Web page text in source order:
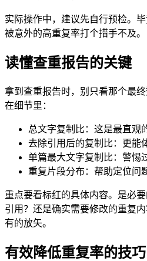
实际操作中，建议先自行预检。
被意外的高重复率打个措手不及。
读懂查重报告的关键
拿到查重报告时，别只看那个最
在细节里：
总文字复制比：这是最直观
去除引用后的复制比：更能
单篇最大文字复制比：警惕
重复片段分布：帮助定位问
重点要看标红的具体内容。是必
引用？还是确实需要修改的重复
有的放矢。
有效降低重复率的技巧